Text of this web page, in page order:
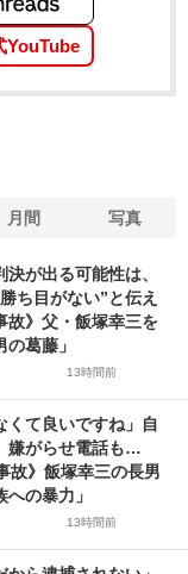
YouTube
月間 写真
決が出る可能性は、
ち目がない”と伝え
》父・飯塚幸三を
葛藤」
13時間前
くて良いですね」自
嫌がらせ電話も…
故》飯塚幸三の長男
の暴力」
13時間前